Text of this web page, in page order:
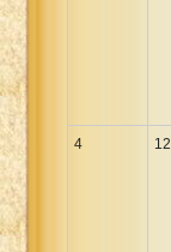
4 12